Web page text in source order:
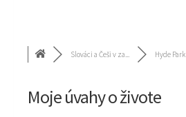
Slováci a Češi v za... Hyde Park
Moje úvahy o živote